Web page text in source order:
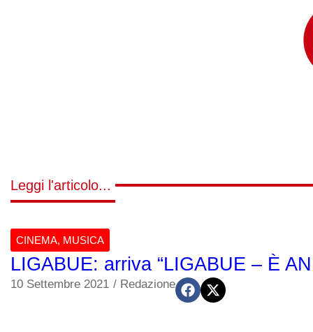
Leggi l'articolo...
CINEMA, MUSICA
LIGABUE: arriva “LIGABUE – È
10 Settembre 2021 / Redazione